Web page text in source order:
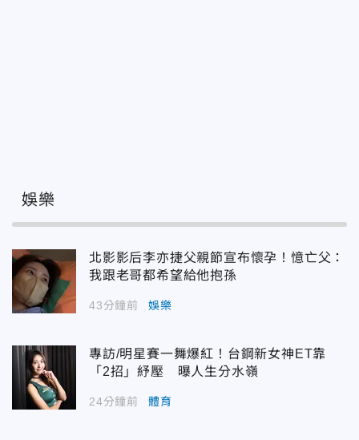
娛樂
北影影后李亦捷父親節宣布懷孕！憶亡父：
我跟老哥都希望給他抱孫
43分鐘前 娛樂
專訪/明星賽一舞爆紅！台鋼新女神ET靠
「2招」紓壓 曝人生分水嶺
24分鐘前 體育